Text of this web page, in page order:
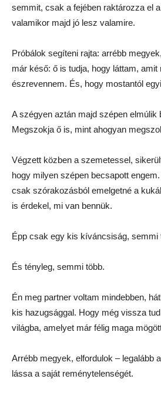
semmit, csak a fejében raktározza el
valamikor majd jó lesz valamire.
Próbálok segíteni rajta: arrébb
már késő: ő is tudja, hogy láttam, amit
észrevennem. És, hogy mostantól
A szégyen aztán majd szépen elmúlik
Megszokja ő is, mint ahogyan
Végzett közben a szemetessel,
hogy milyen szépen becsapott
csak szórakozásból emelgetné a
is érdekel, mi van bennük.
Épp csak egy kis kíváncsiság, semmi
És tényleg, semmi több.
Én meg partner voltam mindebben,
kis hazugsággal. Hogy még vissza
világba, amelyet már félig maga
Arrébb megyek, elfordulok – legalább
lássa a saját reménytelenségét.